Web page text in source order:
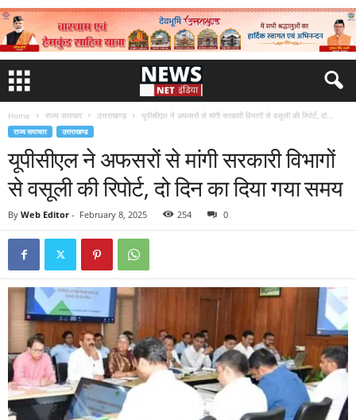
Home राज्य समाचार उत्तराखण्ड यूपीसीएल ने अफसरों से मांगी सरकारी विभागों से वसूली की रिपोर्ट, दो...
राज्य समाचार उत्तराखण्ड
यूपीसीएल ने अफसरों से मांगी सरकारी विभागों
से वसूली की रिपोर्ट, दो दिन का दिया गया समय
By Web Editor - February 8, 2025 254 0